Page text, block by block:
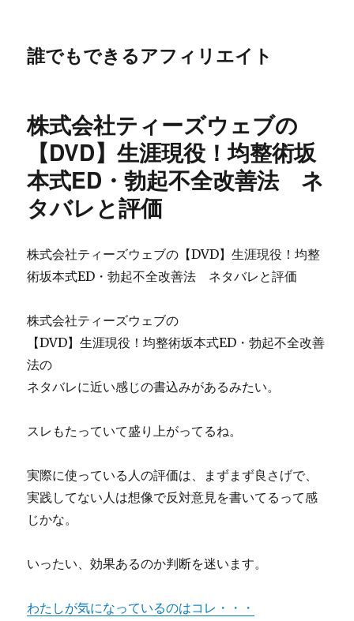
誰でもできるアフィリエイト
株式会社ティーズウェブの
【DVD】生涯現役！均整術坂
本式ED・勃起不全改善法 ネ
タバレと評価
株式会社ティーズウェブの【DVD】生涯現役！均整
術坂本式ED・勃起不全改善法 ネタバレと評価
株式会社ティーズウェブの
【DVD】生涯現役！均整術坂本式ED・勃起不全改善
法の
ネタバレに近い感じの書込みがあるみたい。
スレもたっていて盛り上がってるね。
実際に使っている人の評価は、まずまず良さげで、
実践してない人は想像で反対意見を書いてるって感
じかな。
いったい、効果あるのか判断を迷います。
わたしが気になっているのはコレ・・・